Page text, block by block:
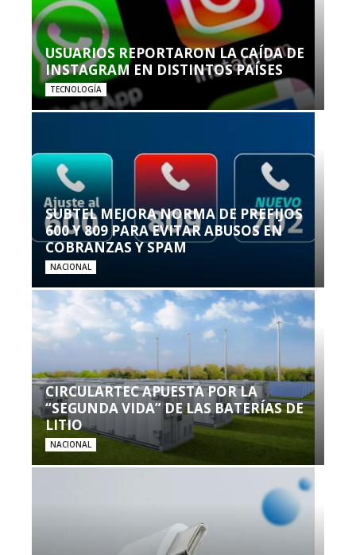
USUARIOS REPORTARON LA CAÍDA DE
INSTAGRAM EN DISTINTOS PAÍSES
TECNOLOGÍA
SUBTEL MEJORA NORMA DE PREFIJOS
600 Y 809 PARA EVITAR ABUSOS EN
COBRANZAS Y SPAM
NACIONAL
CIRCULARTEC APUESTA POR LA
“SEGUNDA VIDA” DE LAS BATERÍAS DE
LITIO
NACIONAL